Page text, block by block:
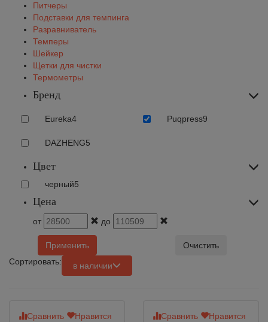
Питчеры
Подставки для темпинга
Разравниватель
Темперы
Шейкер
Щетки для чистки
Термометры
Бренд
Eureka4 Puqpress9
DAZHENG5
Цвет
черный5
Цена
от до
Применить
Очистить
Сортировать:
в наличии
Сравнить Нравится Сравнить Нравится